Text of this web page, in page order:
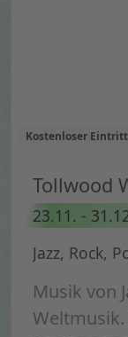
Kostenloser Eintritt
Tollwood
23.11. -
Musik von